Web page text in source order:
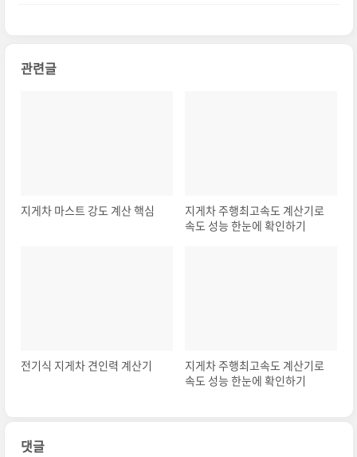
관련글
지게차 마스트 강도 계산 핵심
지게차 주행최고속도 계산기로
속도 성능 한눈에 확인하기
전기식 지게차 견인력 계산기
지게차 주행최고속도 계산기로
속도 성능 한눈에 확인하기
댓글